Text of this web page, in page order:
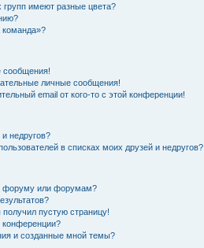
имеют разные цвета?
сообщения!
личные сообщения!
email от кого-то с этой конференции!
недругов?
в списках моих друзей и недругов?
форуму или форумам?
получил пустую страницу!
конференции?
и созданные мной темы?